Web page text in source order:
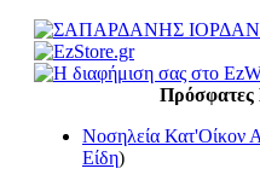
Πρόσφατες
Νοσηλεία Κατ'Οίκον
Είδη)